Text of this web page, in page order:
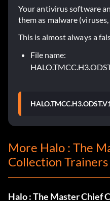
Your antivirus software
them as malware
This is almost always a
File name:
More Halo : The
Collection Trainers
Halo : The Master Chief